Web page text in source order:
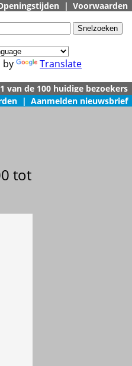
| Voorwaarden
by Translate
| Aanmelden nieuwsbrief
tot